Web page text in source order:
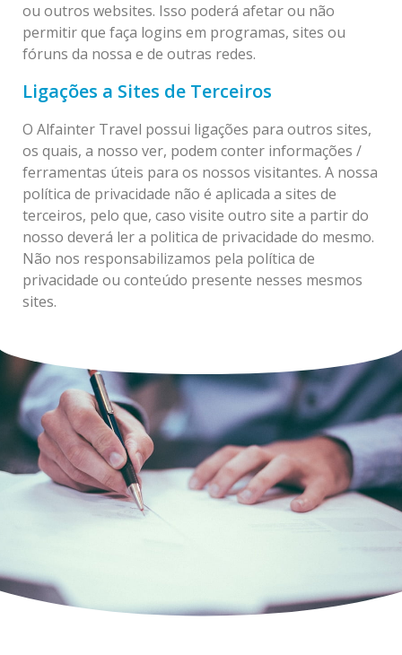
ou outros websites. Isso poderá afetar ou não
permitir que faça logins em programas, sites ou
fóruns da nossa e de outras redes.
Ligações a Sites de Terceiros
O Alfainter Travel possui ligações para outros sites,
os quais, a nosso ver, podem conter informações /
ferramentas úteis para os nossos visitantes. A nossa
política de privacidade não é aplicada a sites de
terceiros, pelo que, caso visite outro site a partir do
nosso deverá ler a politica de privacidade do mesmo.
Não nos responsabilizamos pela política de
privacidade ou conteúdo presente nesses mesmos
sites.